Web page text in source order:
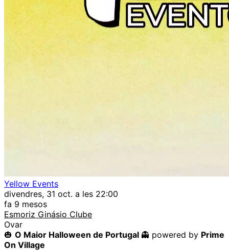
Yellow Events
divendres, 31 oct. a les 22:00
fa 9 mesos
Esmoriz Ginásio Clube
Ovar
🎃 O Maior Halloween de Portugal 👻 powered by Prime
On Village